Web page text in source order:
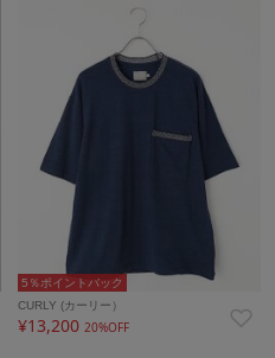
5％ポイントバック
CURLY (カーリー）
¥13,20020%OFF